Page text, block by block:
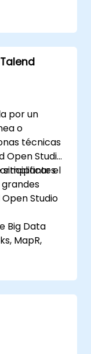
de
de TAC.
por un
o
técnicas
Open Studio
simplificar el
Studio
Big Data
MapR,
Big Data
y soltar de